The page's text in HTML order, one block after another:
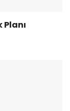
Planı